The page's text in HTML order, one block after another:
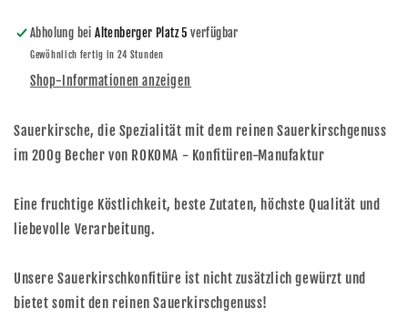
Abholung beiAltenberger Platz 5 verfügbar
Gewöhnlich fertig in 24 Stunden
Shop-Informationen anzeigen
Sauerkirsche, die Spezialität mit dem reinen Sauerkirschgenuss
im 200g Becher von ROKOMA - Konfitüren-Manufaktur
Eine fruchtige Köstlichkeit, beste Zutaten, höchste Qualität und
liebevolle Verarbeitung.
Unsere Sauerkirschkonfitüre ist nicht zusätzlich gewürzt und
bietet somit den reinen Sauerkirschgenuss!